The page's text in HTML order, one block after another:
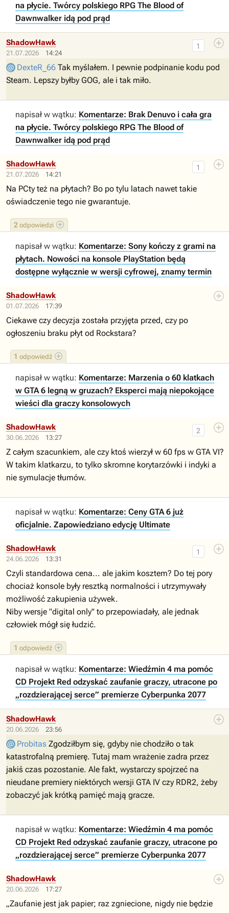
na płycie. Twórcy polskiego RPG The Blood of
Dawnwalker idą pod prąd
21.07.2026 14:24
1
ShadowHawk
DexteR_66 Tak myślałem. I pewnie podpinanie kodu pod
Steam. Lepszy byłby GOG, ale i tak miło.
napisał w wątku: Komentarze: Brak Denuvo i cała gra
na płycie. Twórcy polskiego RPG The Blood of
Dawnwalker idą pod prąd
21.07.2026 14:21
1
2 odpowiedzi
ShadowHawk
Na PCty też na płytach? Bo po tylu latach nawet takie
oświadczenie tego nie gwarantuje.
napisał w wątku: Komentarze: Sony kończy z grami na
płytach. Nowości na konsole PlayStation będą
dostępne wyłącznie w wersji cyfrowej, znamy termin
01.07.2026 17:39
1 odpowiedź
ShadowHawk
Ciekawe czy decyzja została przyjęta przed, czy po
ogłoszeniu braku płyt od Rockstara?
napisał w wątku: Komentarze: Marzenia o 60 klatkach
w GTA 6 legną w gruzach? Eksperci mają niepokojące
wieści dla graczy konsolowych
30.06.2026 13:27
2
ShadowHawk
Z całym szacunkiem, ale czy ktoś wierzył w 60 fps w GTA VI?
W takim klatkarzu, to tylko skromne korytarzówki i indyki a
nie symulacje tłumów.
napisał w wątku: Komentarze: Ceny GTA 6 już
oficjalnie. Zapowiedziano edycję Ultimate
24.06.2026 13:31
1
1 odpowiedź
ShadowHawk
Czyli standardowa cena... ale jakim kosztem? Do tej pory
chociaż konsole były resztką normalności i utrzymywały
możliwość zakupienia używek.
Niby wersje "digital only" to przepowiadały, ale jednak
człowiek mógł się łudzić.
napisał w wątku: Komentarze: Wiedźmin 4 ma pomóc
CD Projekt Red odzyskać zaufanie graczy, utracone po
„rozdzierającej serce” premierze Cyberpunka 2077
20.06.2026 23:56
ShadowHawk
Probitas Zgodziłbym się, gdyby nie chodziło o tak
katastrofalną premierę. Tutaj mam wrażenie zadra przez
jakiś czas pozostanie. Ale fakt, wystarczy spojrzeć na
nieudane premiery niektórych wersji GTA IV czy RDR2, żeby
zobaczyć jak krótką pamięć mają gracze.
napisał w wątku: Komentarze: Wiedźmin 4 ma pomóc
CD Projekt Red odzyskać zaufanie graczy, utracone po
„rozdzierającej serce” premierze Cyberpunka 2077
20.06.2026 17:27
ShadowHawk
„Zaufanie jest jak papier; raz zgniecione, nigdy nie będzie